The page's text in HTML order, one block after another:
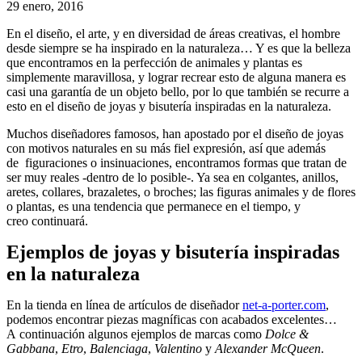
29 enero, 2016
En el diseño, el arte, y en diversidad de áreas creativas, el hombre
desde siempre se ha inspirado en la naturaleza… Y es que la belleza
que encontramos en la perfección de animales y plantas es
simplemente maravillosa, y lograr recrear esto de alguna manera es
casi una garantía de un objeto bello, por lo que también se recurre a
esto en el diseño de joyas y bisutería inspiradas en la naturaleza.
Muchos diseñadores famosos, han apostado por el diseño de joyas
con motivos naturales en su más fiel expresión, así que además
de figuraciones o insinuaciones, encontramos formas que tratan de
ser muy reales -dentro de lo posible-. Ya sea en colgantes, anillos,
aretes, collares, brazaletes, o broches; las figuras animales y de flores
o plantas, es una tendencia que permanece en el tiempo, y
creo continuará.
Ejemplos de joyas y bisutería inspiradas
en la naturaleza
En la tienda en línea de artículos de diseñadornet-a-porter.com,
podemos encontrar piezas magníficas con acabados excelentes…
A continuación algunos ejemplos de marcas como Dolce &
Gabbana, Etro, Balenciaga, Valentino y Alexander McQueen.